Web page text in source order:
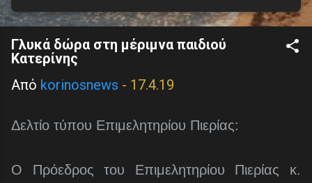
Γλυκά δώρα στη μέριμνα παιδιού
Κατερίνης
Από korinosnews - 17.4.19
Δελτίο τύπου Επιμελητηρίου Πιερίας:
Ο Πρόεδρος του Επιμελητηρίου Πιερίας κ.